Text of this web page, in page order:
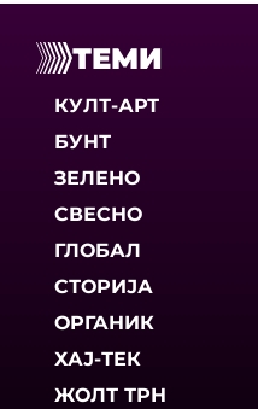
ТЕМИ
КУЛТ-АРТ
БУНТ
ЗЕЛЕНО
СВЕСНО
ГЛОБАЛ
СТОРИЈА
ОРГАНИК
ХАЈ-ТЕК
ЖОЛТ ТРН